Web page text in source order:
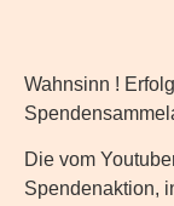
Wahnsinn !
Die vom
Spendenaktion,